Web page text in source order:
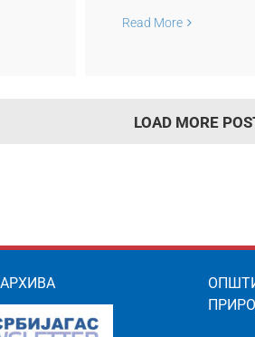
Read More
априла,
без гаса
LOAD MORE